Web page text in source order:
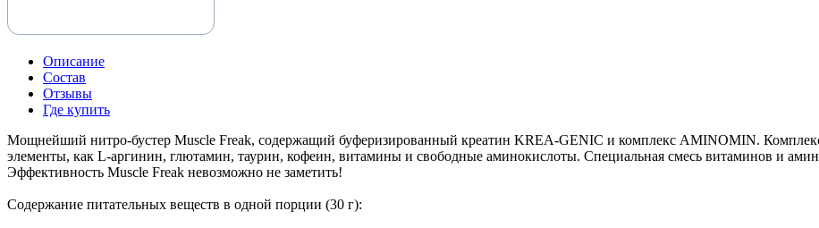
Описание
Состав
Отзывы
Где купить
Мощнейший нитро-бустер Muscle Freak, содержащий буферизированный креатин KREA-GENIC и комплекс AMINOMIN.
элементы, как L-аргинин, глютамин, таурин, кофеин, витамины и свободные аминокислоты. Специальная смесь витаминов и
Эффективность Muscle Freak невозможно не заметить!
Содержание питательных веществ в одной порции (30 г):